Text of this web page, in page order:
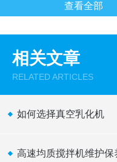
查看全部
相关文章
RELATED ARTICLES
如何选择真空乳化机
高速均质搅拌机维护保